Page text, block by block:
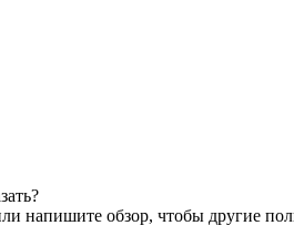
напишите обзор, чтобы другие